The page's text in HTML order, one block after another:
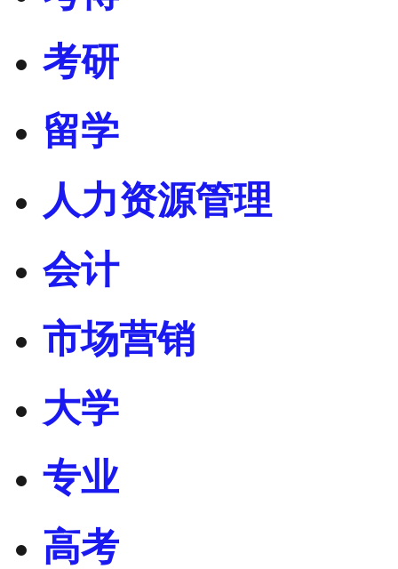
考研
留学
人力资源管理
会计
市场营销
大学
专业
高考